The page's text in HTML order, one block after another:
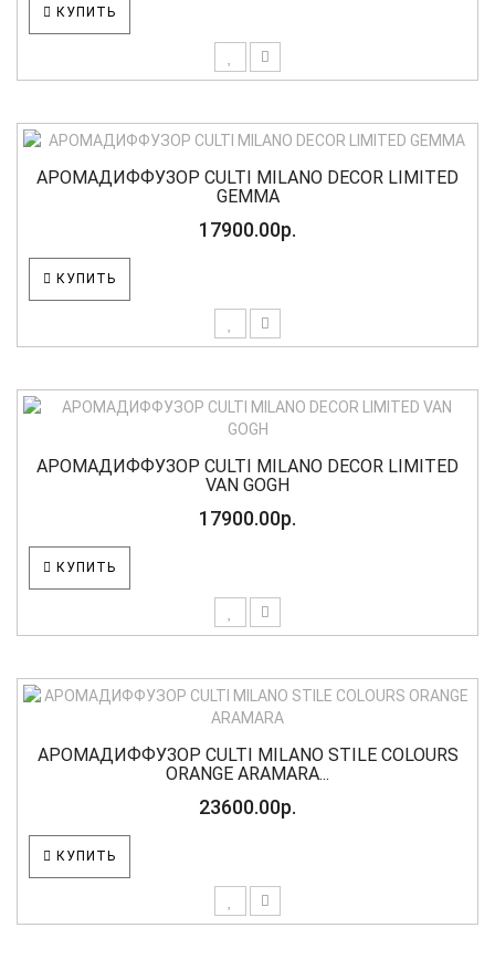
КУПИТЬ
АРОМАДИФФУЗОР CULTI MILANO DECOR LIMITED
GEMMA
17900.00р.
КУПИТЬ
АРОМАДИФФУЗОР CULTI MILANO DECOR LIMITED
VAN GOGH
17900.00р.
КУПИТЬ
АРОМАДИФФУЗОР CULTI MILANO STILE COLOURS
ORANGE ARAMARA...
23600.00р.
КУПИТЬ